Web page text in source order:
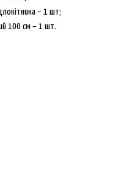
– 1 шт;
100 см – 1 шт.